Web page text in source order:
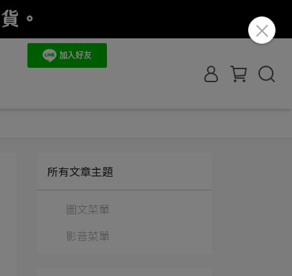
所有文章主題
圖文菜單
影音菜單